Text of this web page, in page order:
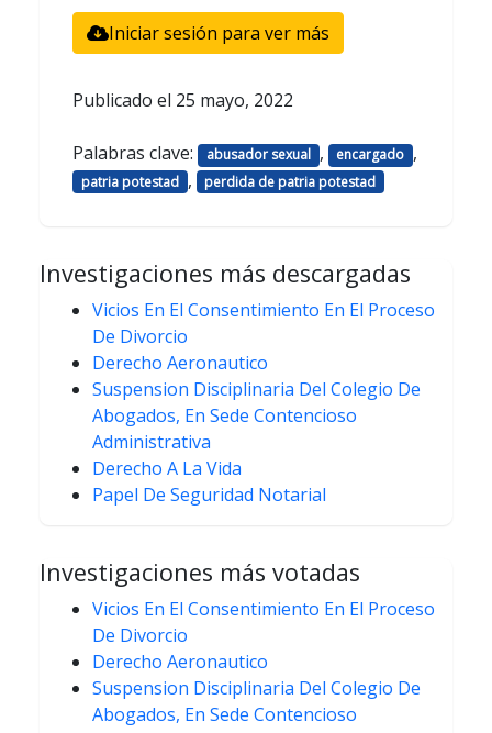
Iniciar sesión para ver más
Publicado el 25 mayo, 2022
Palabras clave: abusador sexual , encargado ,
patria potestad , perdida de patria potestad
Investigaciones más descargadas
Vicios En El Consentimiento En El Proceso
De Divorcio
Derecho Aeronautico
Suspension Disciplinaria Del Colegio De
Abogados, En Sede Contencioso
Administrativa
Derecho A La Vida
Papel De Seguridad Notarial
Investigaciones más votadas
Vicios En El Consentimiento En El Proceso
De Divorcio
Derecho Aeronautico
Suspension Disciplinaria Del Colegio De
Abogados, En Sede Contencioso